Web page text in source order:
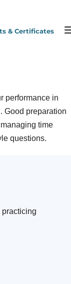
& Certificates
performance in
Good preparation
time
questions.
practicing